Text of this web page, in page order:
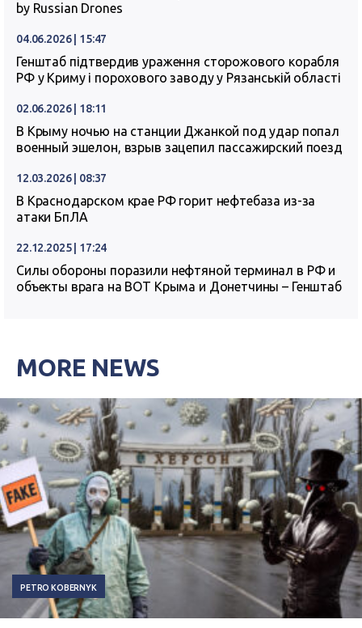
by Russian Drones
04.06.2026 | 15:47
Генштаб підтвердив ураження сторожового корабля
РФ у Криму і порохового заводу у Рязанській області
02.06.2026 | 18:11
В Крыму ночью на станции Джанкой под удар попал
военный эшелон, взрыв зацепил пассажирский поезд
12.03.2026 | 08:37
В Краснодарском крае РФ горит нефтебаза из-за
атаки БпЛА
22.12.2025 | 17:24
Силы обороны поразили нефтяной терминал в РФ и
объекты врага на ВОТ Крыма и Донетчины – Генштаб
MORE NEWS
PETRO KOBERNYK